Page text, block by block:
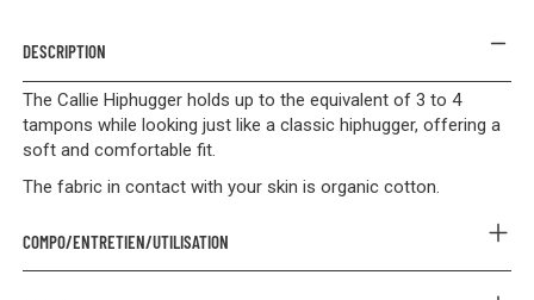
DESCRIPTION
The Callie Hiphugger holds up to the equivalent of 3 to 4
tampons while looking just like a classic hiphugger, offering a
soft and comfortable fit.
The fabric in contact with your skin is organic cotton.
COMPO/ENTRETIEN/UTILISATION